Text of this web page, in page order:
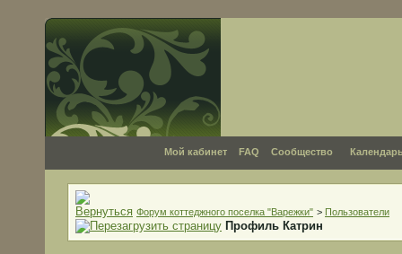
Мой кабинет FAQ Сообщество
Форум коттеджного поселка "Варежки" > Пользователи
Профиль Катрин